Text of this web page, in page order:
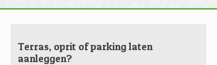
Terras, oprit of parking laten
aanleggen?